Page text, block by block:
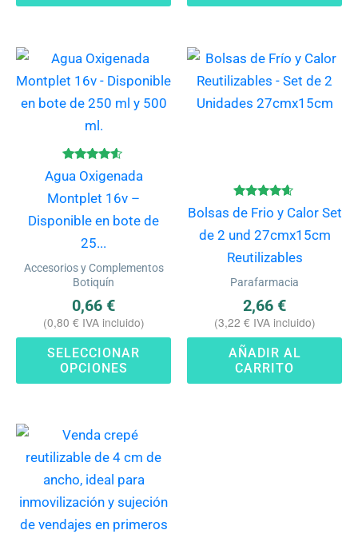
Valorado
con
4.40
de 5
Agua Oxigenada
Montplet 16v –
Disponible en bote de
25...
Accesorios y Complementos
Botiquín
0,66 €
(0,80 € IVA incluido)
SELECCIONAR
OPCIONES
Este
producto
tiene
pueden
Valorado
con
4.50
de 5
Bolsas de Frio y Calor Set
de 2 und 27cmx15cm
Reutilizables
Parafarmacia
2,66 €
(3,22 € IVA incluido)
AÑADIR AL
CARRITO